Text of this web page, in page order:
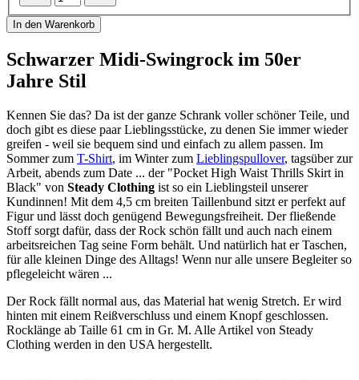
In den Warenkorb
Schwarzer Midi-Swingrock im 50er
Jahre Stil
Kennen Sie das? Da ist der ganze Schrank voller schöner Teile, und
doch gibt es diese paar Lieblingsstücke, zu denen Sie immer wieder
greifen - weil sie bequem sind und einfach zu allem passen. Im
Sommer zum T-Shirt, im Winter zum Lieblingspullover, tagsüber zur
Arbeit, abends zum Date ... der "Pocket High Waist Thrills Skirt in
Black" von Steady Clothing ist so ein Lieblingsteil unserer
Kundinnen! Mit dem 4,5 cm breiten Taillenbund sitzt er perfekt auf
Figur und lässt doch genügend Bewegungsfreiheit. Der fließende
Stoff sorgt dafür, dass der Rock schön fällt und auch nach einem
arbeitsreichen Tag seine Form behält. Und natürlich hat er Taschen,
für alle kleinen Dinge des Alltags! Wenn nur alle unsere Begleiter so
pflegeleicht wären ...
Der Rock fällt normal aus, das Material hat wenig Stretch. Er wird
hinten mit einem Reißverschluss und einem Knopf geschlossen.
Rocklänge ab Taille 61 cm in Gr. M. Alle Artikel von Steady
Clothing werden in den USA hergestellt.